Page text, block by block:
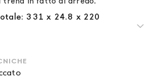
331 x 24.8 x 220